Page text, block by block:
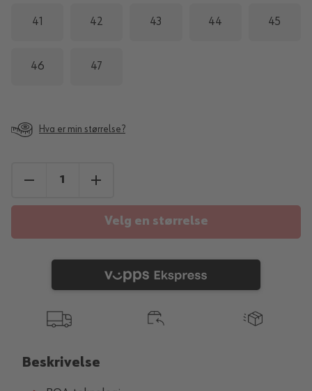
41 42 43 44 45
46 47
Hva er min størrelse?
Velg en størrelse
Beskrivelse